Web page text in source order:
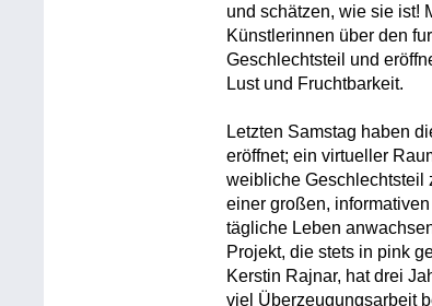
und schätzen, wie sie ist!
Künstlerinnen über den
Geschlechtsteil und
Lust und Fruchtbarkeit.
Letzten Samstag haben
eröffnet; ein virtueller
weibliche Geschlechtsteil
einer großen,
tägliche Leben
Projekt, die stets in pink
Kerstin Rajnar, hat drei
viel Überzeugungsarbeit